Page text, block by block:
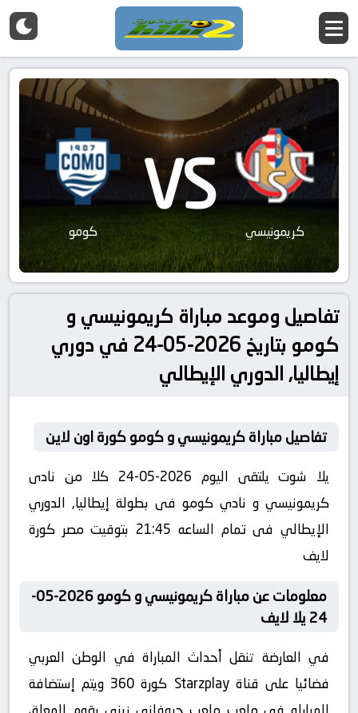
كريمونيسي VS كومو
تفاصيل وموعد مباراة كريمونيسي و
كومو بتاريخ 2026-05-24 في دوري
إيطاليا, الدوري الإيطالي
تفاصيل مباراة كريمونيسي و كومو كورة اون لاين
يلا شوت يلتقى اليوم 2026-05-24 كلا من نادى
كريمونيسي و نادي كومو فى بطولة إيطاليا, الدوري
الإيطالي فى تمام الساعه 21:45 بتوقيت مصر كورة
لايف
معلومات عن مباراة كريمونيسي و كومو 2026-05-
24 يلا لايف
في العارضة تنقل أحداث المباراة في الوطن العربي
فضائيا على قناة Starzplay كورة 360 ويتم إستضافة